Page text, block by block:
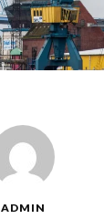
ADMIN